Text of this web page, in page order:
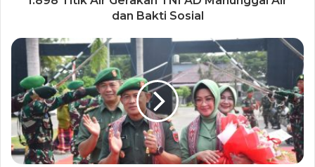
dan Bakti Sosial